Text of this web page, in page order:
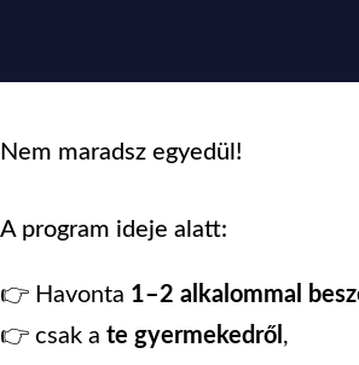
Nem maradsz egyedül!
A program ideje alatt:
👉 Havonta 1–2 alkalommal
👉 csak a te gyermekedről ,